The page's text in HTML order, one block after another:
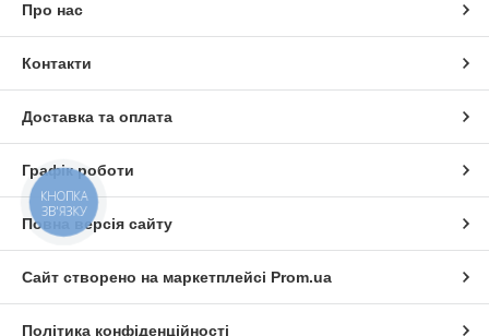
Про нас
Контакти
Доставка та оплата
Графік роботи
Повна версія сайту
Сайт створено на маркетплейсі Prom.ua
Політика конфіденційності
КНОПКА
ЗВ'ЯЗКУ